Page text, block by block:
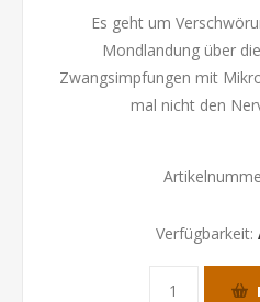
Es geht um
Mondlandung über
Zwangsimpfungen mit
mal nicht den
Verfügbarkeit: